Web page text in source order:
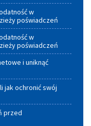
w
poświadczeń
w
poświadczeń
i uniknąć
jak ochronić swój
przed